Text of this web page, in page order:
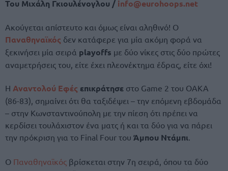
Του Μιχάλη Γκιουλένογλου / info@eurohoops.net
Ακούγεται απίστευτο και όμως είναι αληθινό! Ο
Παναθηναϊκός δεν κατάφερε για μία ακόμη φορά να
ξεκινήσει μία σειρά playoffs με δύο νίκες στις δύο πρώτες
αναμετρήσεις του, είτε έχει πλεονέκτημα έδρας, είτε όχι!
Η Αναντολού Εφές επικράτησε στο Game 2 του ΟΑΚΑ
(86-83), σημαίνει ότι θα ταξιδέψει – την επόμενη εβδομάδα
– στην Κωνσταντινούπολη με την πίεση ότι πρέπει να
κερδίσει τουλάχιστον ένα ματς ή και τα δύο για να πάρει
την πρόκριση για το Final Four του Άμπου Ντάμπι.
Ο Παναθηναϊκός βρίσκεται στην 7η σειρά, όπου τα δύο